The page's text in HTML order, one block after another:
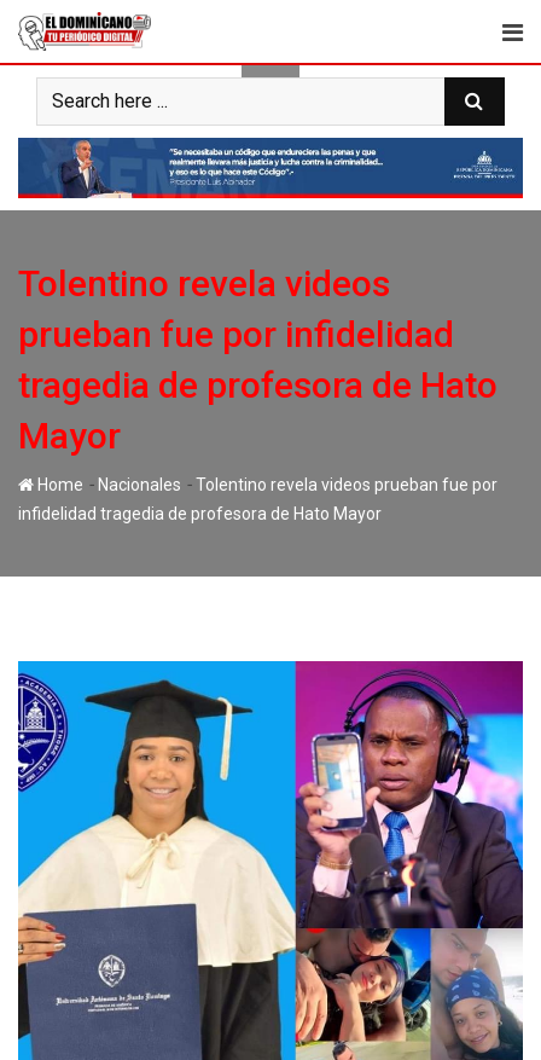
Skip
content
Tolentino revela videos
prueban fue por infidelidad
tragedia de profesora de Hato
Mayor
Home - Nacionales -Tolentino revela videos prueban fue por
infidelidad tragedia de profesora de Hato Mayor